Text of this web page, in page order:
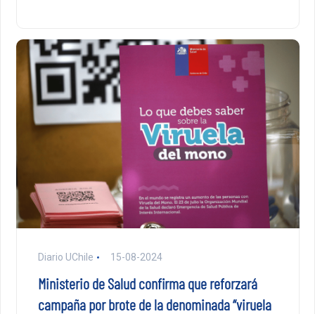
Diario UChile 15-08-2024
Ministerio de Salud confirma que reforzará
campaña por brote de la denominada “viruela